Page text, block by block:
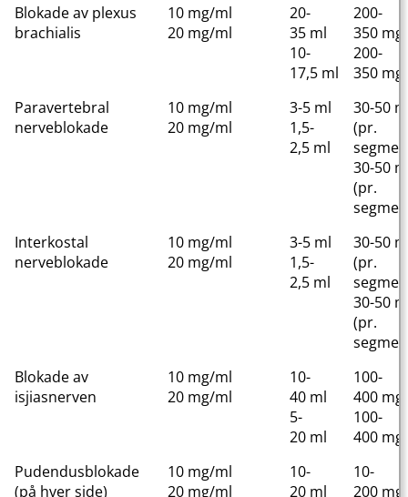
Blokade av plexus
brachialis
10 mg/ml
20 mg/ml
20-
35 ml
10-
17,5 ml
200-
350 mg
200-
350 mg
Paravertebral
nerveblokade
10 mg/ml
20 mg/ml
3-5 ml
1,5-
2,5 ml
30-50
(pr.
30-50
(pr.
Interkostal
nerveblokade
10 mg/ml
20 mg/ml
3-5 ml
1,5-
2,5 ml
30-50
(pr.
30-50
(pr.
Blokade av
isjiasnerven
10 mg/ml
20 mg/ml
10-
40 ml
5-
20 ml
100-
400 mg
100-
400 mg
Pudendusblokade
(på hver side)
10 mg/ml
20 mg/ml
10-
20 ml
10-
200 mg